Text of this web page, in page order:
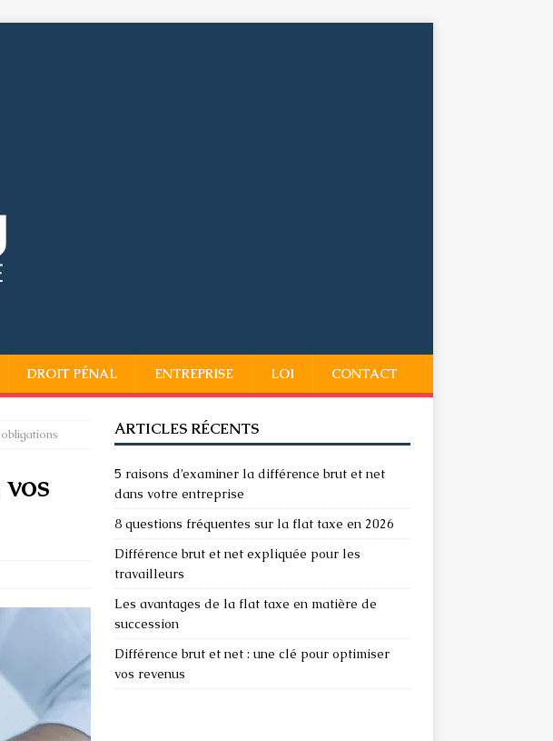
DROIT PÉNAL ENTREPRISE LOI CONTACT
ARTICLES RÉCENTS
5 raisons d’examiner la différence brut et net
dans votre entreprise
8 questions fréquentes sur la flat taxe en 2026
Différence brut et net expliquée pour les
travailleurs
Les avantages de la flat taxe en matière de
succession
Différence brut et net : une clé pour optimiser
vos revenus